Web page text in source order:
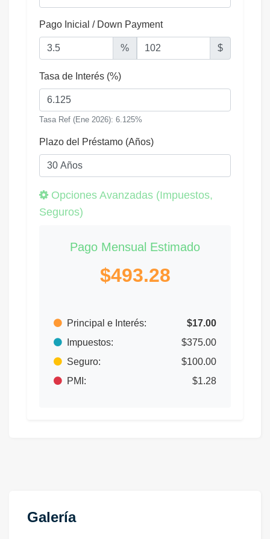
Pago Inicial / Down Payment
% $
Tasa de Interés (%)
Tasa Ref (Ene 2026): 6.125%
Plazo del Préstamo (Años)
Opciones Avanzadas (Impuestos,
Seguros)
Pago Mensual Estimado
$493.28
Principal e Interés:
$17.00
Impuestos:
$375.00
Seguro:
$100.00
PMI:
$1.28
Galería